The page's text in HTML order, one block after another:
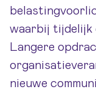
waarbij tijdelijk
Langere
nieuwe